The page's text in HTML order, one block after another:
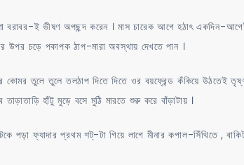
বরাবর-ই ভীষণ অপছন্দ করেন । মাস চারেক আগে হঠাৎ একদিন-
উপর চড়ে পকাপক ঠাপ-মারা অবস্থায় দেখতে পান ।
কোমর তুলে তুলে তলঠাপ দিতে দিতে ওর বয়ফ্রেন্ড কঁকিয়ে উঠতেই
তাড়াতাড়ি হাঁটু মুড়ে বসে মুঠি মারতে শুরু করে বাঁড়াটায় ।
পড়া ফ্যাদার প্রথম শট্-টা গিয়ে লাগে মীনার কপাল-সিঁথিতে ,